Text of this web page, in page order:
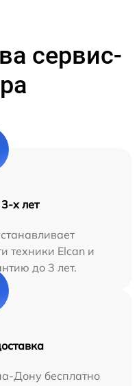
сервис-
х лет
техники Elcan и
до 3 лет.
Дону бесплатно